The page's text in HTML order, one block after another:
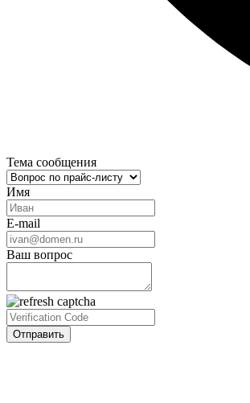
Тема сообщения
Имя
E-mail
Ваш вопрос